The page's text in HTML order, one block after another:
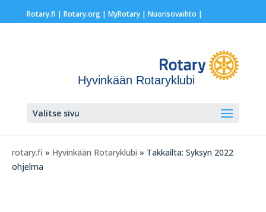
Rotary.fi | Rotary.org| MyRotary | Nuorisovaihto |
Hyvinkään Rotaryklubi
Valitse sivu
rotary.fi » Hyvinkään Rotaryklubi » Takkailta: Syksyn 2022
ohjelma